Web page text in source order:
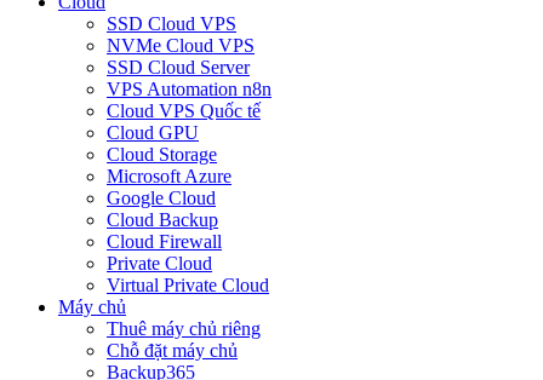
SSD Cloud VPS
NVMe Cloud VPS
SSD Cloud Server
VPS Automation n8n
Cloud VPS Quốc tế
Cloud GPU
Cloud Storage
Microsoft Azure
Google Cloud
Cloud Backup
Cloud Firewall
Private Cloud
Virtual Private Cloud
Máy chủ
Thuê máy chủ riêng
Chỗ đặt máy chủ
Backup365